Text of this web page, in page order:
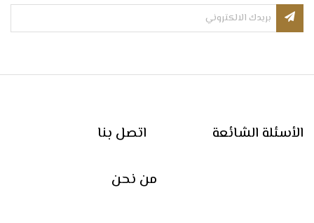
اتصل بنا الأسئلة الشائعة
من نحن